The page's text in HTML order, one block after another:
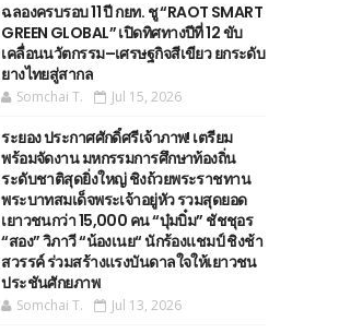
ฉลองครบรอบ 11 ปี กยท. ชู “RAOT SMART
GREEN GLOBAL” เปิดทิศทางปีที่ 12 ขับ
เคลื่อนนวัตกรรม–เศรษฐกิจสีเขียว ยกระดับ
ยางไทยสู่สากล
Somchai T. Jul 15, 2026
ระยอง ประกาศศักดิ์ศรีเจ้าภาพ! เตรียม
พร้อมจัดงาน มหกรรมการศึกษาท้องถิ่น
ระดับชาติสุดยิ่งใหญ่ ชิงถ้วยพระราชทาน
พระบาทสมเด็จพระเจ้าอยู่หัว รวมสุดยอด
เยาวชนกว่า 15,000 คน “บุ๋มบิ๋ม” ชัชชุอร
“สอง” วิภาวี “น้องเนย“ นักร้องแชมป์ ชิงช้า
สวรรค์ ร่วมสร้างแรงบันดาลใจให้เยาวชน
ประชันศักยภาพ
Somchai T. Jul 13, 2026